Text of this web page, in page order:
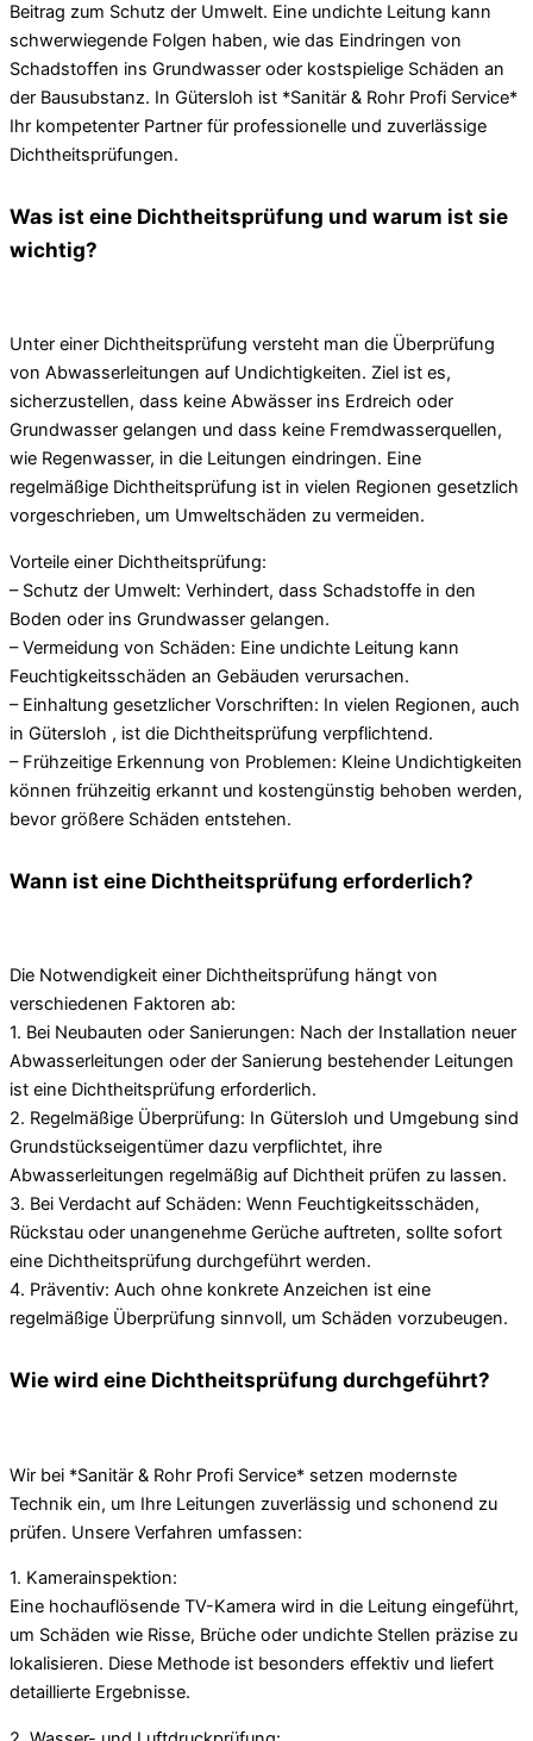
Beitrag zum Schutz der Umwelt. Eine undichte Leitung kann
schwerwiegende Folgen haben, wie das Eindringen von
Schadstoffen ins Grundwasser oder kostspielige Schäden an
der Bausubstanz. In Gütersloh ist *Sanitär & Rohr Profi Service*
Ihr kompetenter Partner für professionelle und zuverlässige
Dichtheitsprüfungen.
Was ist eine Dichtheitsprüfung und warum ist sie
wichtig?
Unter einer Dichtheitsprüfung versteht man die Überprüfung
von Abwasserleitungen auf Undichtigkeiten. Ziel ist es,
sicherzustellen, dass keine Abwässer ins Erdreich oder
Grundwasser gelangen und dass keine Fremdwasserquellen,
wie Regenwasser, in die Leitungen eindringen. Eine
regelmäßige Dichtheitsprüfung ist in vielen Regionen gesetzlich
vorgeschrieben, um Umweltschäden zu vermeiden.
Vorteile einer Dichtheitsprüfung:
– Schutz der Umwelt: Verhindert, dass Schadstoffe in den
Boden oder ins Grundwasser gelangen.
– Vermeidung von Schäden: Eine undichte Leitung kann
Feuchtigkeitsschäden an Gebäuden verursachen.
– Einhaltung gesetzlicher Vorschriften: In vielen Regionen, auch
in Gütersloh , ist die Dichtheitsprüfung verpflichtend.
– Frühzeitige Erkennung von Problemen: Kleine Undichtigkeiten
können frühzeitig erkannt und kostengünstig behoben werden,
bevor größere Schäden entstehen.
Wann ist eine Dichtheitsprüfung erforderlich?
Die Notwendigkeit einer Dichtheitsprüfung hängt von
verschiedenen Faktoren ab:
1. Bei Neubauten oder Sanierungen: Nach der Installation neuer
Abwasserleitungen oder der Sanierung bestehender Leitungen
ist eine Dichtheitsprüfung erforderlich.
2. Regelmäßige Überprüfung: In Gütersloh und Umgebung sind
Grundstückseigentümer dazu verpflichtet, ihre
Abwasserleitungen regelmäßig auf Dichtheit prüfen zu lassen.
3. Bei Verdacht auf Schäden: Wenn Feuchtigkeitsschäden,
Rückstau oder unangenehme Gerüche auftreten, sollte sofort
eine Dichtheitsprüfung durchgeführt werden.
4. Präventiv: Auch ohne konkrete Anzeichen ist eine
regelmäßige Überprüfung sinnvoll, um Schäden vorzubeugen.
Wie wird eine Dichtheitsprüfung durchgeführt?
Wir bei *Sanitär & Rohr Profi Service* setzen modernste
Technik ein, um Ihre Leitungen zuverlässig und schonend zu
prüfen. Unsere Verfahren umfassen:
1. Kamerainspektion:
Eine hochauflösende TV-Kamera wird in die Leitung eingeführt,
um Schäden wie Risse, Brüche oder undichte Stellen präzise zu
lokalisieren. Diese Methode ist besonders effektiv und liefert
detaillierte Ergebnisse.